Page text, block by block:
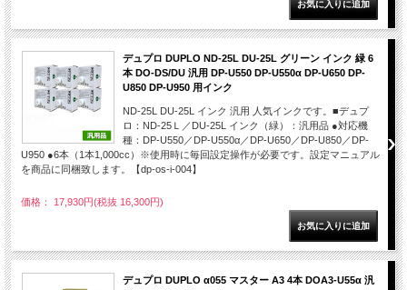
デュプロ DUPLO ND-25L DU-25L グリーン インク 緑 6
本 DO-DS/DU 汎用 DP-U550 DP-U550α DP-U650 DP-
U850 DP-U950 用インク
ND-25L DU-25L インク 汎用 人気インクです。■デュプ
ロ：ND-25Ｌ／DU-25L インク（緑）：汎用品 ●対応機
種：DP-U550／DP-U550α／DP-U650／DP-U850／DP-
U950 ●6本（1本1,000cc）※使用時に毎回設定操作が必要です。設定マニュアル
を商品に同梱致します。【dp-os-i-004】
価格： 17,930円(税抜 16,300円)
デュプロ DUPLO α055 マスター A3 4本 DOA3-U55α 汎